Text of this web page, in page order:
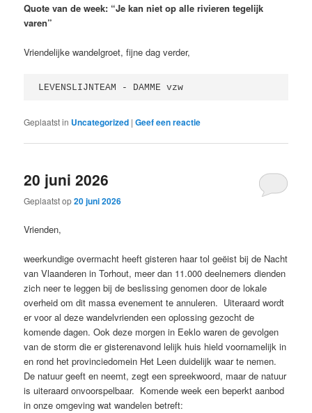
Quote van de week: “Je kan niet op alle rivieren tegelijk
varen”
Vriendelijke wandelgroet, fijne dag verder,
LEVENSLIJNTEAM - DAMME vzw
Geplaatst in Uncategorized |Geef een reactie
20 juni 2026
Geplaatst op20 juni 2026
Vrienden,
weerkundige overmacht heeft gisteren haar tol geëist bij de Nacht
van Vlaanderen in Torhout, meer dan 11.000 deelnemers dienden
zich neer te leggen bij de beslissing genomen door de lokale
overheid om dit massa evenement te annuleren. Uiteraard wordt
er voor al deze wandelvrienden een oplossing gezocht de
komende dagen. Ook deze morgen in Eeklo waren de gevolgen
van de storm die er gisterenavond lelijk huis hield voornamelijk in
en rond het provinciedomein Het Leen duidelijk waar te nemen.
De natuur geeft en neemt, zegt een spreekwoord, maar de natuur
is uiteraard onvoorspelbaar. Komende week een beperkt aanbod
in onze omgeving wat wandelen betreft: